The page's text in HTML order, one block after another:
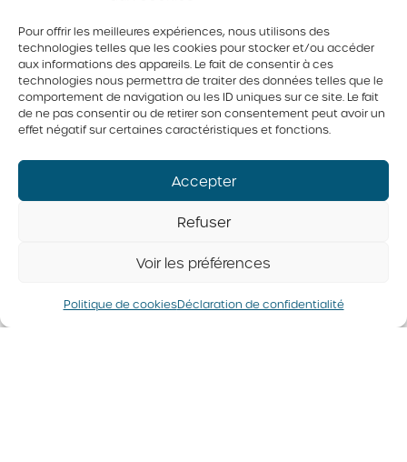
Pour offrir les meilleures expériences, nous utilisons des
technologies telles que les cookies pour stocker et/ou accéder
aux informations des appareils. Le fait de consentir à ces
technologies nous permettra de traiter des données telles que le
comportement de navigation ou les ID uniques sur ce site. Le fait
de ne pas consentir ou de retirer son consentement peut avoir un
effet négatif sur certaines caractéristiques et fonctions.
Accepter
Refuser
Voir les préférences
Politique de cookiesDéclaration de confidentialité
3 façons d'apprêter ses
oeufs à la perfection
découvrer comment cuisiner les oeufs de ces
3 façons !
Politique de confidentialité